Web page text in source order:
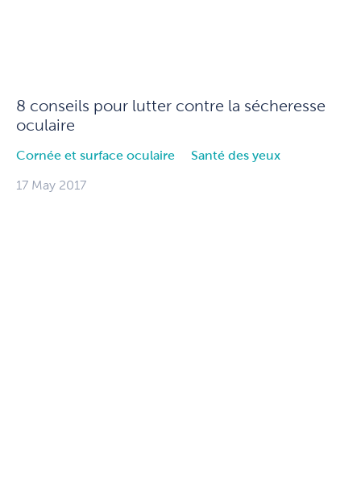
8 conseils pour lutter contre la sécheresse
oculaire
Cornée et surface oculaire Santé des yeux
17 May 2017